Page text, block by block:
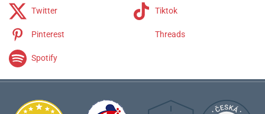
Twitter Tiktok
Pinterest Threads
Spotify